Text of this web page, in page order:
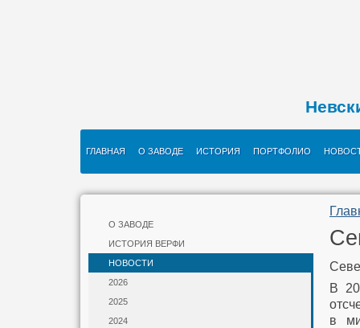
ГЛАВНАЯ О ЗАВОДЕ ИСТОРИЯ ПОРТФОЛИО
О ЗАВОДЕ
ИСТОРИЯ ВЕРФИ
НОВОСТИ
2026
2025
2024
В
в